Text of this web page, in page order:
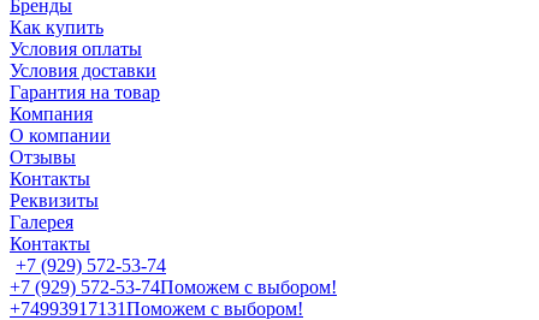
Бренды
Как купить
Условия оплаты
Условия доставки
Гарантия на товар
Компания
О компании
Отзывы
Контакты
Реквизиты
Галерея
Контакты
+7 (929) 572-53-74
+7 (929) 572-53-74Поможем с выбором!
+74993917131Поможем с выбором!